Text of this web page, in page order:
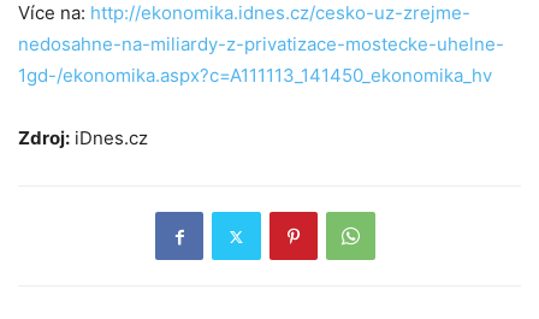
Více na: http://ekonomika.idnes.cz/cesko-uz-zrejme-
nedosahne-na-miliardy-z-privatizace-mostecke-uhelne-
1gd-/ekonomika.aspx?c=A111113_141450_ekonomika_hv
Zdroj: iDnes.cz